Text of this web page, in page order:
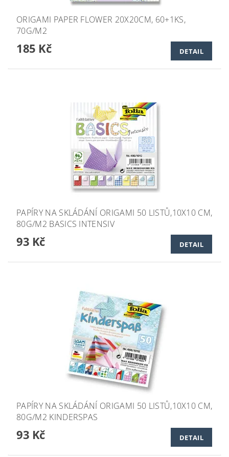
ORIGAMI PAPER FLOWER 20X20CM, 60+1KS,
70G/M2
185 Kč DETAIL
PAPÍRY NA SKLÁDÁNÍ ORIGAMI 50 LISTŮ,10X10 CM,
80G/M2 BASICS INTENSIV
93 Kč DETAIL
PAPÍRY NA SKLÁDÁNÍ ORIGAMI 50 LISTŮ,10X10 CM,
80G/M2 KINDERSPAS
93 Kč DETAIL